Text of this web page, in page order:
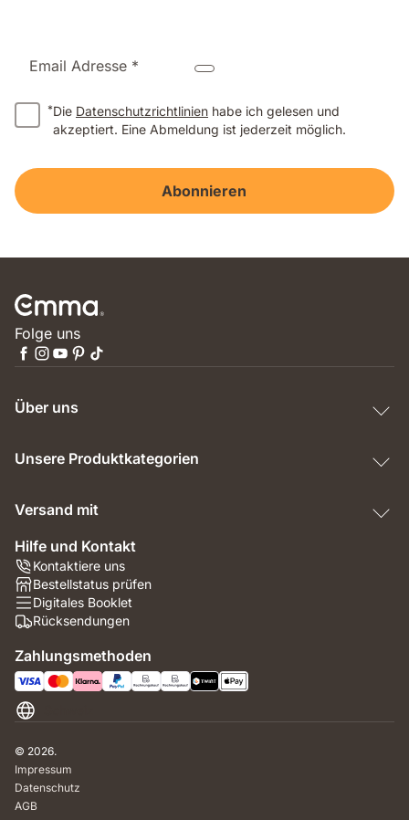
Email Adresse *
*Die Datenschutzrichtlinien habe ich gelesen und
akzeptiert. Eine Abmeldung ist jederzeit möglich.
Abonnieren
Folge uns
Über uns
Unsere Produktkategorien
Versand mit
Hilfe und Kontakt
Kontaktiere uns
Bestellstatus prüfen
Digitales Booklet
Rücksendungen
Zahlungsmethoden
© 2026.
Impressum
Datenschutz
AGB